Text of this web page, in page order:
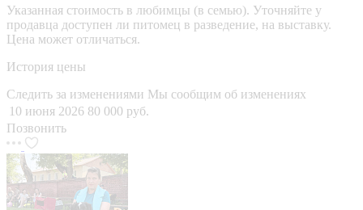
Указанная стоимость в любимцы (в семью). Уточняйте у
продавца доступен ли питомец в разведение, на выставку.
Цена может отличаться.
История цены
Следить за изменениями Мы сообщим об изменениях
10 июня 2026 80 000 руб.
Позвонить